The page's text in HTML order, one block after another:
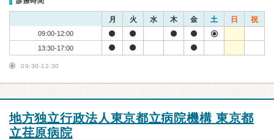
月 火 水 木 金 土 日 祝
09:00-12:00
13:30-17:00
09:30-12:30
地方独立行政法人東京都立病院機構 東京都
立荏原病院